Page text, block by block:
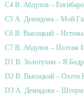
C4 В. Абдулов –
C5 А. Демидова – Мой
C6 В. Высоцкий –
C7 В. Абдулов – Поэтам
D1 В. Золотухин – Я
D2 В. Высоцкий – Охота
D3 А. Демидова –